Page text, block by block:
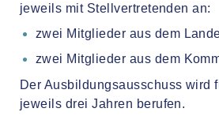
jeweils mit Stellvertretenden an:
zwei Mitglieder aus dem
zwei Mitglieder aus dem
Der Ausbildungsausschuss wird
jeweils drei Jahren berufen.